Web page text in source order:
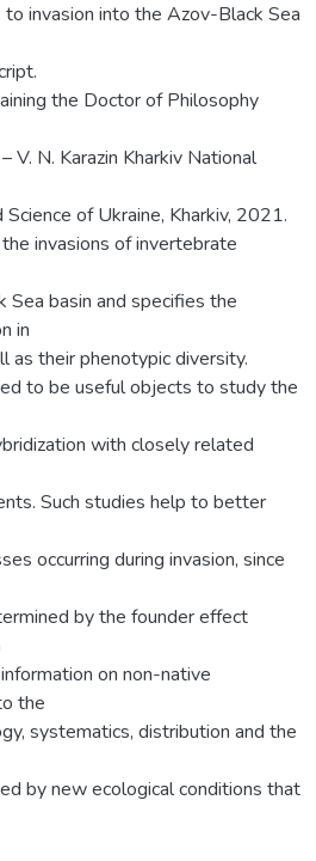
invasion into the Azov-Black Sea
the Doctor of Philosophy
V. N. Karazin Kharkiv National
of Ukraine, Kharkiv, 2021.
invasions of invertebrate
basin and specifies the
in
as their phenotypic diversity.
to be useful objects to study the
with closely related
Such studies help to better
occurring during invasion, since
by the founder effect
on non-native
the
systematics, distribution and the
by new ecological conditions that